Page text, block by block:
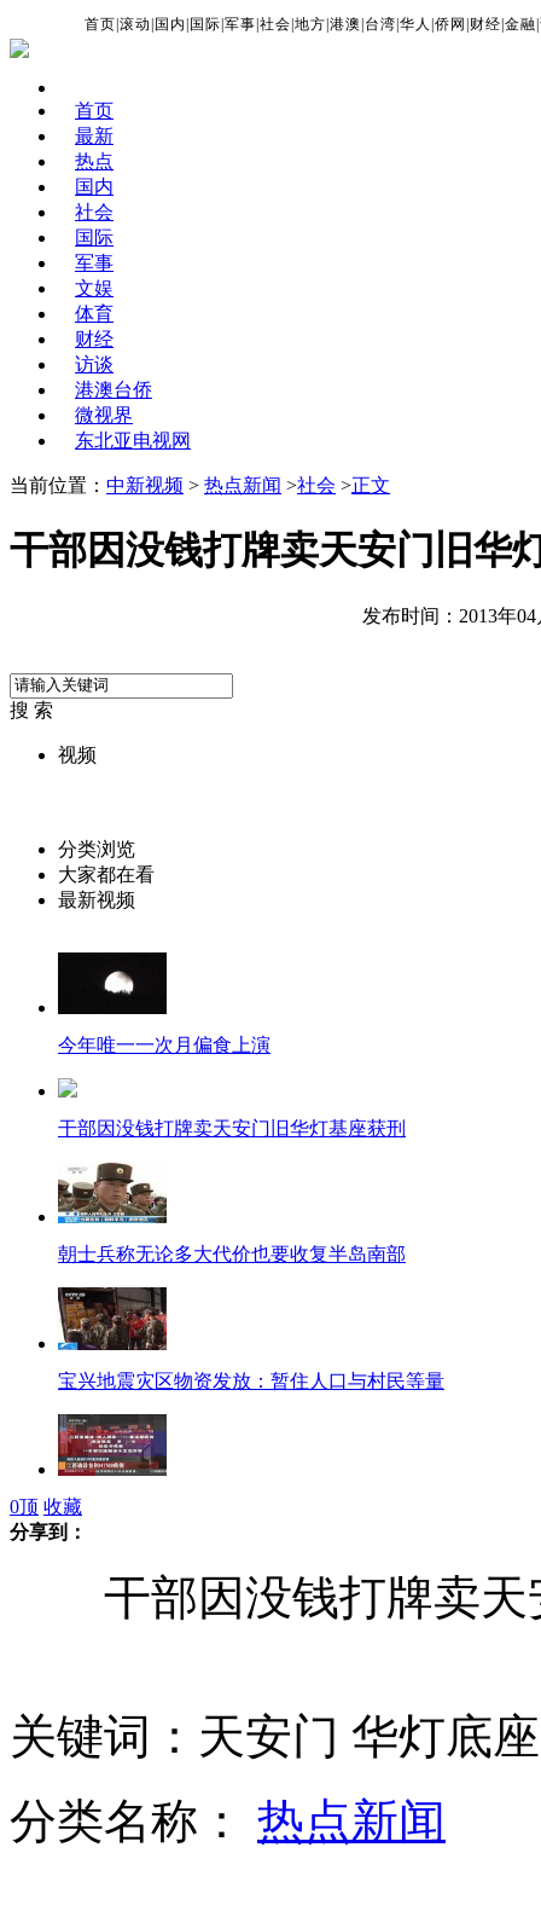
首页 |滚动 国内 国际 |军事 |社会 |地方 |港澳 台湾 |华人 |侨网 财经 |金融 |
首页
最新
热点
国内
社会
国际
军事
文娱
体育
财经
访谈
港澳台侨
微视界
东北亚电视网
当前位置： 中新视频 > 热点新闻 >社会 >正文
干部因没钱打牌卖天安门旧华
发布时间：2013年04
搜 索
视频
分类浏览
大家都在看
最新视频
今年唯一一次月偏食上演
干部因没钱打牌卖天安门旧华灯基座获刑
朝士兵称无论多大代价也要收复半岛南部
宝兴地震灾区物资发放：暂住人口与村民等量
江西确诊首例人感染H7N9禽流感病例
“五一”小长假1200多家景区门票平均优惠20%
0顶 收藏
分享到：
干部因没钱打牌卖天
关键词：天安门 华灯底座
分类名称： 热点新闻